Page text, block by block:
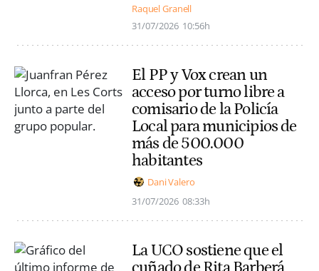
Raquel Granell
31/07/2026 10:56h
El PP y Vox crean un
acceso por turno libre a
comisario de la Policía
Local para municipios de
más de 500.000
habitantes
Dani Valero
31/07/2026 08:33h
La UCO sostiene que el